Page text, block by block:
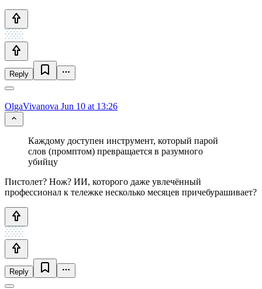
Reply
OlgaVivanova Jun 10 at 13:26
Каждому доступен инструмент, который парой
слов (промптом) превращается в разумного
убийцу
Пистолет? Нож? ИИ, которого даже увлечённый
профессионал к тележке несколько месяцев причебурашивает?
Reply